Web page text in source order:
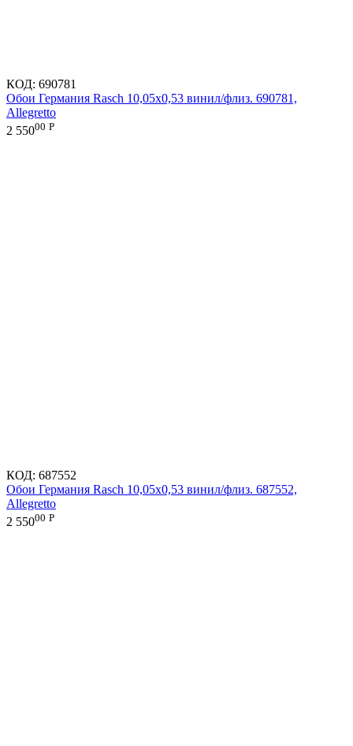
КОД: 690781
Обои Германия Rasch 10,05x0,53 винил/флиз. 690781,
Allegretto
2 55000 Р
КОД: 687552
Обои Германия Rasch 10,05x0,53 винил/флиз. 687552,
Allegretto
2 55000 Р